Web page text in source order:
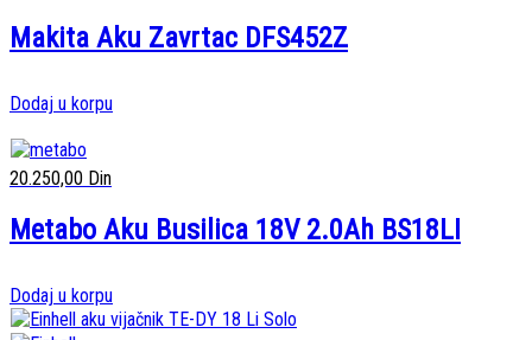
Makita Aku Zavrtac DFS452Z
Dodaj u korpu
20.250,00 Din
Metabo Aku Busilica 18V 2.0Ah BS18LI
Dodaj u korpu